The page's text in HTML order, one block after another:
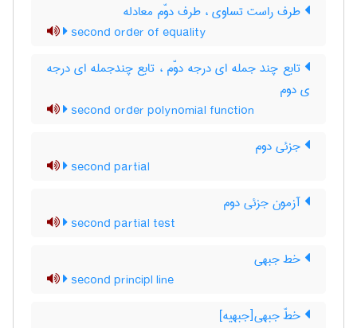
طرف راست تساوی ، طرف دوّم معادله
second order of equality
تابع چند جمله ای درجه دوّم ، تابع چندجمله ای درجه
ی دوم
second order polynomial function
جزئی دوم
second partial
آزمون جزئی دوم
second partial test
خط جبهی
second principl line
خطّ جبهی[جبهیه]